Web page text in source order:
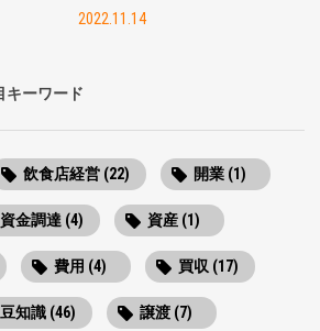
2022.11.14
キーワード
飲食店経営 (22) 開業 (1)
資金調達 (4) 資産 (1)
費用 (4) 買収 (17)
豆知識 (46) 譲渡 (7)